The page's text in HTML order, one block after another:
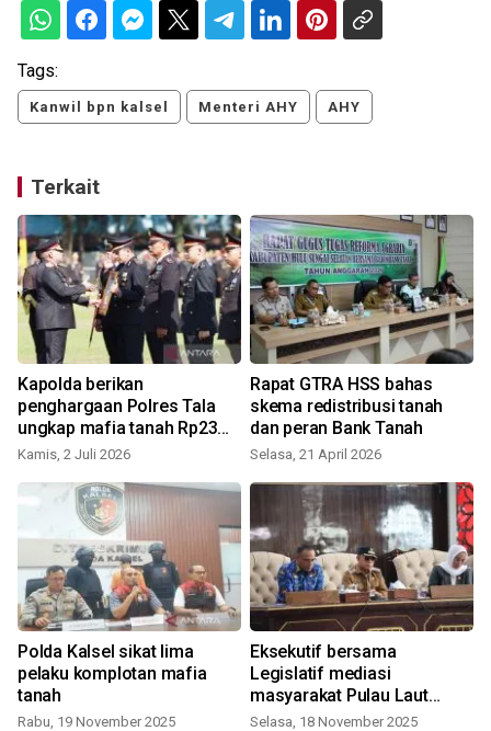
Tags:
Kanwil bpn kalsel Menteri AHY AHY
Terkait
Kapolda berikan
penghargaan Polres Tala
ungkap mafia tanah Rp23
miliar
Kamis, 2 Juli 2026
Rapat GTRA HSS bahas
skema redistribusi tanah
dan peran Bank Tanah
Selasa, 21 April 2026
Polda Kalsel sikat lima
pelaku komplotan mafia
tanah
Rabu, 19 November 2025
Eksekutif bersama
Legislatif mediasi
masyarakat Pulau Laut
Timur dengan perusahaan
Selasa, 18 November 2025